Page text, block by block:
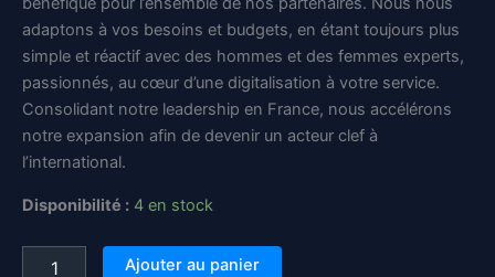
adaptons à vos besoins et budgets, en étant toujours plus
simple et réactif avec des hommes et des femmes experts,
passionnés, au cœur d’une digitalisation à votre service.
Consolidant notre leadership en France, nous accélérons
notre expansion afin de devenir un acteur clef à
l’international.
Disponibilité : 4 en stock
Ajouter au panier